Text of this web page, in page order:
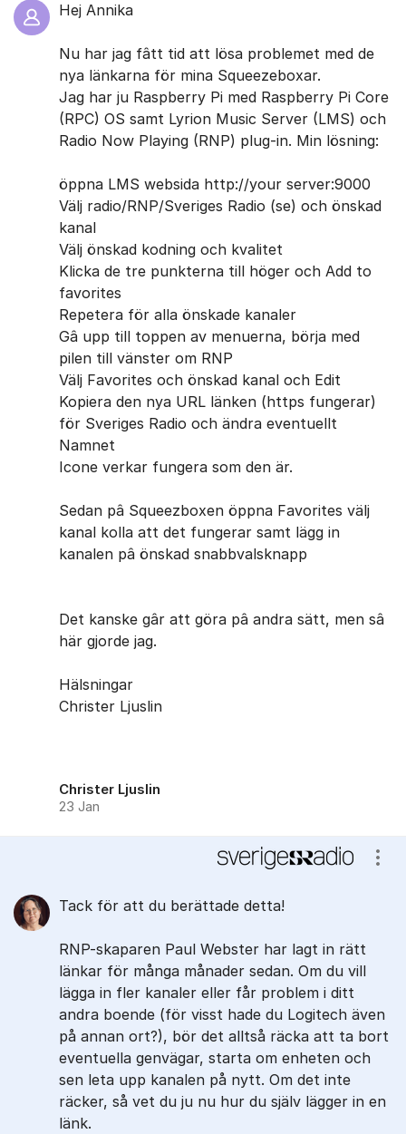
Hej Annika
Nu har jag fâtt tid att lösa problemet med de
nya länkarna för mina Squeezeboxar.
Jag har ju Raspberry Pi med Raspberry Pi Core
(RPC) OS samt Lyrion Music Server (LMS) och
Radio Now Playing (RNP) plug-in. Min lösning:
öppna LMS websida http://your server:9000
Välj radio/RNP/Sveriges Radio (se) och önskad
kanal
Välj önskad kodning och kvalitet
Klicka de tre punkterna till höger och Add to
favorites
Repetera för alla önskade kanaler
Gâ upp till toppen av menuerna, börja med
pilen till vänster om RNP
Välj Favorites och önskad kanal och Edit
Kopiera den nya URL länken (https fungerar)
för Sveriges Radio och ändra eventuellt
Namnet
Icone verkar fungera som den är.
Sedan pâ Squeezboxen öppna Favorites välj
kanal kolla att det fungerar samt lägg in
kanalen pâ önskad snabbvalsknapp
Det kanske gâr att göra pâ andra sätt, men sâ
här gjorde jag.
Hälsningar
Christer Ljuslin
Christer Ljuslin
23 Jan
Tack för att du berättade detta!
RNP-skaparen Paul Webster har lagt in rätt
länkar för många månader sedan. Om du vill
lägga in fler kanaler eller får problem i ditt
andra boende (för visst hade du Logitech även
på annan ort?), bör det alltså räcka att ta bort
eventuella genvägar, starta om enheten och
sen leta upp kanalen på nytt. Om det inte
räcker, så vet du ju nu hur du själv lägger in en
länk.